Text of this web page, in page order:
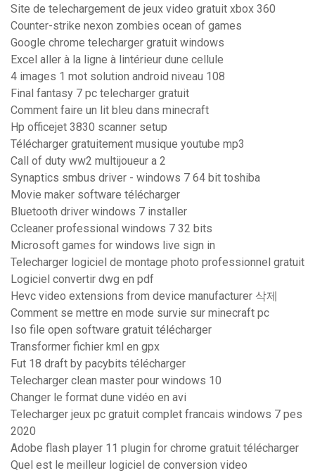
Site de telechargement de jeux video gratuit xbox 360
Counter-strike nexon zombies ocean of games
Google chrome telecharger gratuit windows
Excel aller à la ligne à lintérieur dune cellule
4 images 1 mot solution android niveau 108
Final fantasy 7 pc telecharger gratuit
Comment faire un lit bleu dans minecraft
Hp officejet 3830 scanner setup
Télécharger gratuitement musique youtube mp3
Call of duty ww2 multijoueur a 2
Synaptics smbus driver - windows 7 64 bit toshiba
Movie maker software télécharger
Bluetooth driver windows 7 installer
Ccleaner professional windows 7 32 bits
Microsoft games for windows live sign in
Telecharger logiciel de montage photo professionnel gratuit
Logiciel convertir dwg en pdf
Hevc video extensions from device manufacturer 삭제
Comment se mettre en mode survie sur minecraft pc
Iso file open software gratuit télécharger
Transformer fichier kml en gpx
Fut 18 draft by pacybits télécharger
Telecharger clean master pour windows 10
Changer le format dune vidéo en avi
Telecharger jeux pc gratuit complet francais windows 7 pes
2020
Adobe flash player 11 plugin for chrome gratuit télécharger
Quel est le meilleur logiciel de conversion video